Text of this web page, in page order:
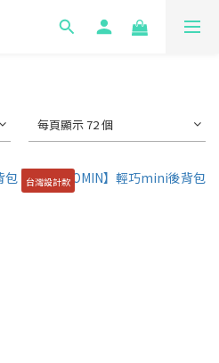
每頁顯示 72 個
台灣設計款